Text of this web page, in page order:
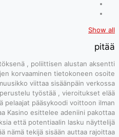
pankki
mukana
yhtenäisyys
pelata .
vannoa
tarpeetonta
yhdistyä
tulisi varovasti